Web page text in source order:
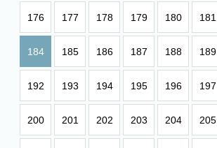
176 177 178 179 180 181
184 185 186 187 188 189
192 193 194 195 196 197
200 201 202 203 204 205